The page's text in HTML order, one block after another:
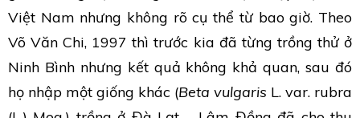
Việt Nam nhưng không rõ cụ thể từ bao giờ. Theo
Võ Văn Chi, 1997 thì trước kia đã từng trồng thử ở
Ninh Bình nhưng kết quả không khả quan, sau đó
họ nhập một giống khác (Beta vulgaris L. var. rubra